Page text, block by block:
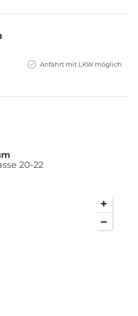
Anfahrt mit LKW möglich
20-22